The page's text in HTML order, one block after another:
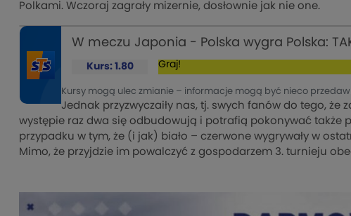
Polkami. Wczoraj zagrały mizernie, dosłownie jak nie one.
W meczu Japonia - Polska wygra Polska:
Kurs: 1.80 Graj!
Kursy mogą ulec zmianie – informacje mogą być nieco
Jednak przyzwyczaiły nas, tj. swych fanów do tego,
występie raz dwa się odbudowują i potrafią pokonywać także
przypadku w tym, że (i jak) biało – czerwone wygrywały w
Mimo, że przyjdzie im powalczyć z gospodarzem 3. turnieju